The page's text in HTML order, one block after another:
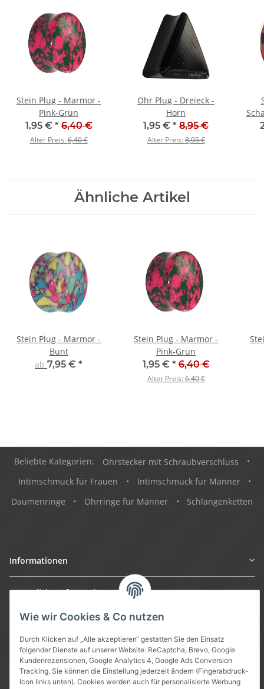
Wie wir Cookies & Co nutzen
Durch Klicken auf „Alle akzeptieren“ gestatten Sie den Einsatz
folgender Dienste auf unserer Website: ReCaptcha, Brevo, Google
Kundenrezensionen, Google Analytics 4, Google Ads Conversion
Tracking. Sie können die Einstellung jederzeit ändern (Fingerabdruck-
Icon links unten). Cookies werden auch für personalisierte Werbung
Stein Plug - Marmor -
Pink-Grün
1,95 € * 6,40 €
Alter Preis:6,40 €
Ohr Plug - Dreieck -
Horn
1,95 € * 8,95 €
Alter Preis:8,95 €
Ähnliche Artikel
Stein Plug - Marmor -
Bunt
ab 7,95 € *
Stein Plug - Marmor -
Pink-Grün
1,95 € * 6,40 €
Alter Preis:6,40 €
Beliebte Kategorien: Ohrstecker mit Schraubverschluss
•
Intimschmuck für Frauen
• Intimschmuck für Männer
•
Daumenringe
• Ohrringe für Männer • Schlangenketten
Informationen
Gesetzliche Informationen